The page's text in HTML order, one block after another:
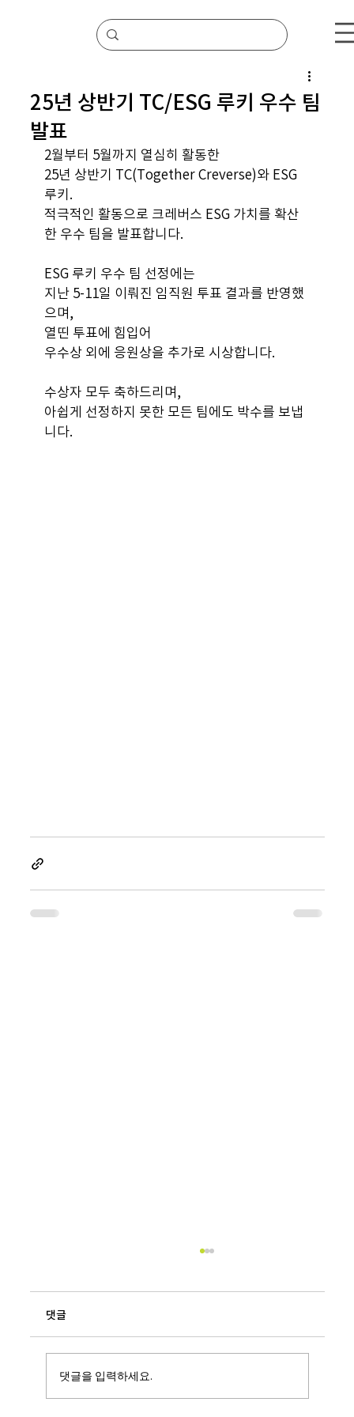
25년 상반기 TC/ESG 루키 우수 팀
발표
2월부터 5월까지 열심히 활동한
25년 상반기 TC(Together Creverse)와 ESG
루키.
적극적인 활동으로 크레버스 ESG 가치를 확산
한 우수 팀을 발표합니다.
ESG 루키 우수 팀 선정에는
지난 5-11일 이뤄진 임직원 투표 결과를 반영했
으며,
열띤 투표에 힘입어
우수상 외에 응원상을 추가로 시상합니다.
수상자 모두 축하드리며,
아쉽게 선정하지 못한 모든 팀에도 박수를 보냅
니다.
댓글
댓글을 입력하세요.